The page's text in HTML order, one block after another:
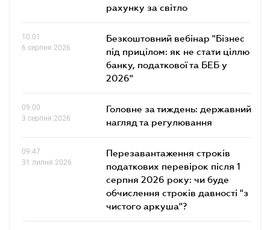
рахунку за світло
10.01
6 серпня 2026
Безкоштовний вебінар "Бізнес
під прицілом: як не стати ціллю
банку, податкової та БЕБ у
2026"
09.00
3 серпня 2026
Головне за тиждень: державний
нагляд та регулювання
09.47
31 липня 2026
Перезавантаження строків
податкових перевірок після 1
серпня 2026 року: чи буде
обчислення строків давності "з
чистого аркуша"?